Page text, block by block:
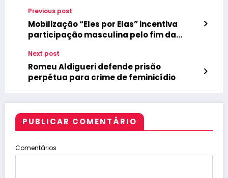
Previous post
Mobilização “Eles por Elas” incentiva
participação masculina pelo fim da
Next post
Romeu Aldigueri defende prisão
perpétua para crime de feminicídio
PUBLICAR COMENTÁRIO
Comentários